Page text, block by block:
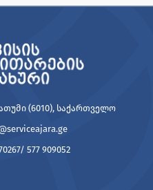
(6010), საქართველო
577 909052